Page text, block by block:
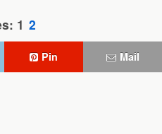
1 2
Pin Mail